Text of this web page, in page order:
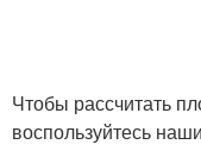
Чтобы рассчитать
воспользуйтесь